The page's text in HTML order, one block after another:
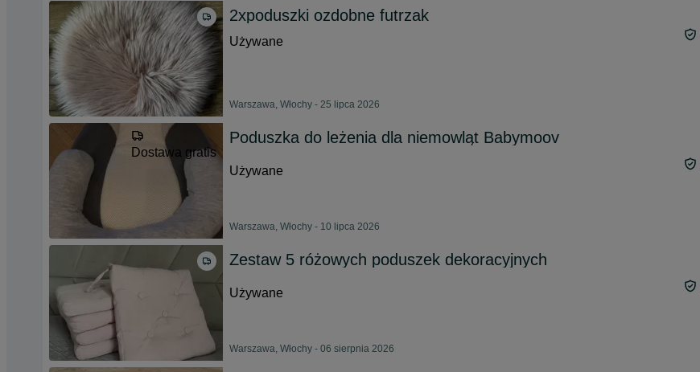
2xpoduszki ozdobne futrzak
Używane
Warszawa, Włochy - 25 lipca 2026
Dostawa gratis
Poduszka do leżenia dla niemowląt Babymoov
Używane
Warszawa, Włochy - 10 lipca 2026
Zestaw 5 różowych poduszek dekoracyjnych
Używane
Warszawa, Włochy - 06 sierpnia 2026